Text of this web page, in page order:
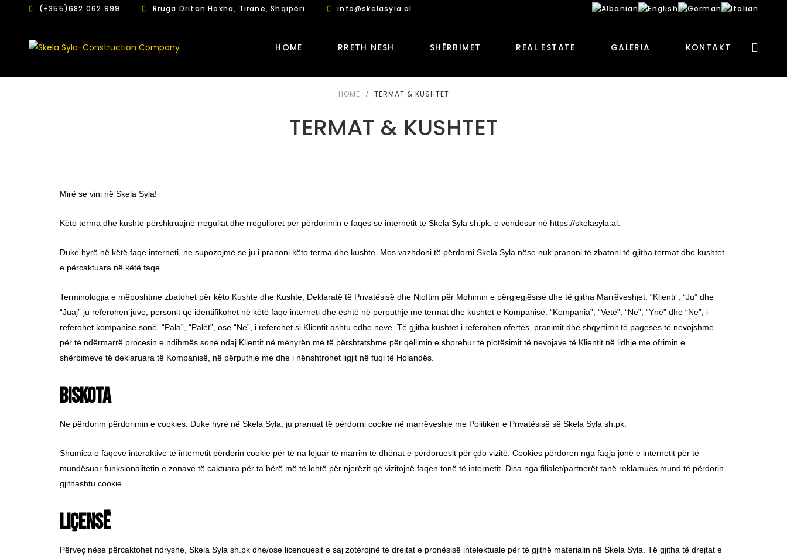
(+355)682 062 999 Rruga Dritan Hoxha, Tiranë, Shqipëri info@skelasyla.al
HOME RRETH NESH SHËRBIMET REAL ESTATE GALERIA KONTAKT
HOME TERMAT & KUSHTET
TERMAT & KUSHTET
Mirë se vini në Skela Syla!
Këto terma dhe kushte përshkruajnë rregullat dhe rregulloret për përdorimin e faqes së internetit të Skela Syla sh.pk, e vendosur në https://skelasyla.al.
Duke hyrë në këtë faqe interneti, ne supozojmë se ju i pranoni këto terma dhe kushte. Mos vazhdoni të përdorni Skela Syla nëse nuk pranoni të zbatoni të gjitha termat dhe kushtet
e përcaktuara në këtë faqe.
Terminologjia e mëposhtme zbatohet për këto Kushte dhe Kushte, Deklaratë të Privatësisë dhe Njoftim për Mohimin e përgjegjësisë dhe të gjitha Marrëveshjet: “Klienti”, “Ju” dhe
“Juaj” ju referohen juve, personit që identifikohet në këtë faqe interneti dhe është në përputhje me termat dhe kushtet e Kompanisë. “Kompania”, “Vetë”, “Ne”, “Ynë” dhe “Ne”, i
referohet kompanisë sonë. “Pala”, “Palët”, ose “Ne”, i referohet si Klientit ashtu edhe neve. Të gjitha kushtet i referohen ofertës, pranimit dhe shqyrtimit të pagesës të nevojshme
për të ndërmarrë procesin e ndihmës sonë ndaj Klientit në mënyrën më të përshtatshme për qëllimin e shprehur të plotësimit të nevojave të Klientit në lidhje me ofrimin e
shërbimeve të deklaruara të Kompanisë, në përputhje me dhe i nënshtrohet ligjit në fuqi të Holandës.
Biskota
Ne përdorim përdorimin e cookies. Duke hyrë në Skela Syla, ju pranuat të përdorni cookie në marrëveshje me Politikën e Privatësisë së Skela Syla sh.pk.
Shumica e faqeve interaktive të internetit përdorin cookie për të na lejuar të marrim të dhënat e përdoruesit për çdo vizitë. Cookies përdoren nga faqja jonë e internetit për të
mundësuar funksionalitetin e zonave të caktuara për ta bërë më të lehtë për njerëzit që vizitojnë faqen tonë të internetit. Disa nga filialet/partnerët tanë reklamues mund të përdorin
gjithashtu cookie.
Liçensë
Përveç nëse përcaktohet ndryshe, Skela Syla sh.pk dhe/ose licencuesit e saj zotërojnë të drejtat e pronësisë intelektuale për të gjithë materialin në Skela Syla. Të gjitha të drejtat e